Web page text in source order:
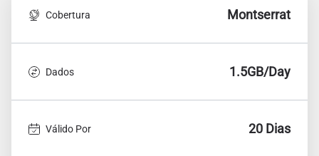
Cobertura Montserrat
Dados 1.5GB/Day
Válido Por 20 Dias